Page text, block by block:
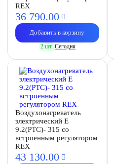
REX
36 790.00
Добавить в корзину
2 шт. Сегодня
Воздухонагреватель
электрический E
9.2(PTC)- 315 со
встроенным регулятором
REX
43 130.00